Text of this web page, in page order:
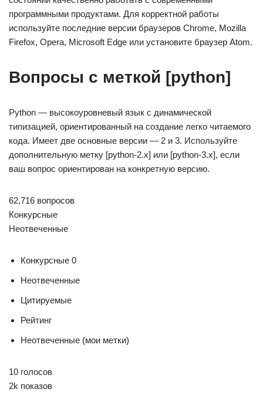
программными продуктами. Для корректной работы
используйте последние версии браузеров Chrome, Mozilla
Firefox, Opera, Microsoft Edge или установите браузер Atom.
Вопросы с меткой [python]
Python — высокоуровневый язык с динамической
типизацией, ориентированный на создание легко читаемого
кода. Имеет две основные версии — 2 и 3. Используйте
дополнительную метку [python-2.x] или [python-3.x], если
ваш вопрос ориентирован на конкретную версию.
62,716 вопросов
Конкурсные
Неотвеченные
Конкурсные 0
Неотвеченные
Цитируемые
Рейтинг
Неотвеченные (мои метки)
10 голосов
2k показов